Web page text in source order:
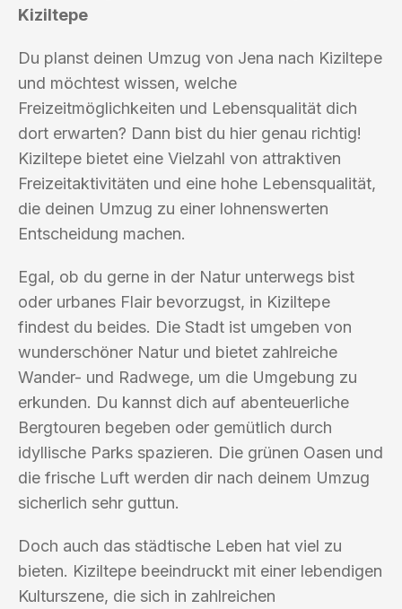
Kiziltepe
Du planst deinen Umzug von Jena nach Kiziltepe
und möchtest wissen, welche
Freizeitmöglichkeiten und Lebensqualität dich
dort erwarten? Dann bist du hier genau richtig!
Kiziltepe bietet eine Vielzahl von attraktiven
Freizeitaktivitäten und eine hohe Lebensqualität,
die deinen Umzug zu einer lohnenswerten
Entscheidung machen.
Egal, ob du gerne in der Natur unterwegs bist
oder urbanes Flair bevorzugst, in Kiziltepe
findest du beides. Die Stadt ist umgeben von
wunderschöner Natur und bietet zahlreiche
Wander- und Radwege, um die Umgebung zu
erkunden. Du kannst dich auf abenteuerliche
Bergtouren begeben oder gemütlich durch
idyllische Parks spazieren. Die grünen Oasen und
die frische Luft werden dir nach deinem Umzug
sicherlich sehr guttun.
Doch auch das städtische Leben hat viel zu
bieten. Kiziltepe beeindruckt mit einer lebendigen
Kulturszene, die sich in zahlreichen